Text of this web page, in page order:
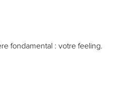
fondamental : votre feeling.